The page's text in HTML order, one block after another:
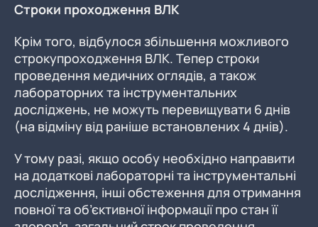
Строки проходження ВЛК
Крім того, відбулося збільшення можливого
строкупроходження ВЛК. Тепер строки
проведення медичних оглядів, а також
лабораторних та інструментальних
досліджень, не можуть перевищувати 6 днів
(на відміну від раніше встановлених 4 днів).
У тому разі, якщо особу необхідно направити
на додаткові лабораторні та інструментальні
дослідження, інші обстеження для отримання
повної та об’єктивної інформації про стан її